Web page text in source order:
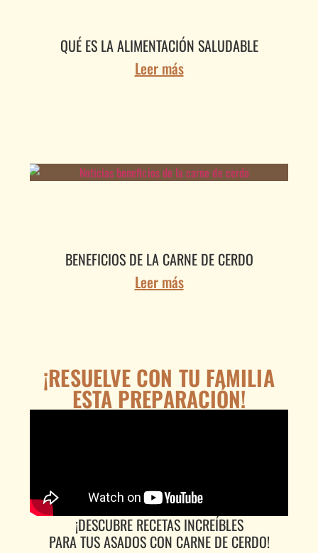
QUÉ ES LA ALIMENTACIÓN SALUDABLE
Leer más
BENEFICIOS DE LA CARNE DE CERDO
Leer más
¡RESUELVE CON TU FAMILIA
ESTA PREPARACIÓN!
¡DESCUBRE RECETAS INCREÍBLES
PARA TUS ASADOS CON CARNE DE CERDO!